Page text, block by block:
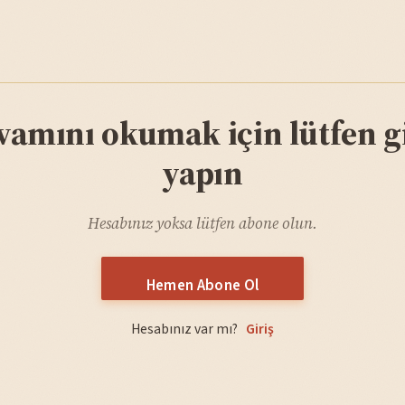
okumak için lütfen
yapın
Hesabınız yoksa lütfen abone olun.
Hemen Abone Ol
Hesabınız var mı? Giriş